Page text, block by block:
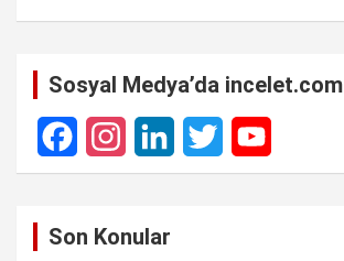
Sosyal Medya’da incelet.com
F
I
L
T
Y
Son Konular